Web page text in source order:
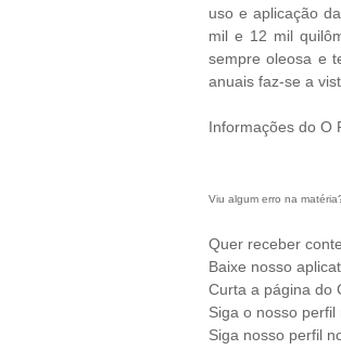
uso e aplicação
mil e 12 mil
sempre oleosa e
anuais faz-se a
Informações do O
Viu algum erro na
Quer receber
Baixe nosso
Curta a página do
Siga o nosso perfil
Siga nosso perfil